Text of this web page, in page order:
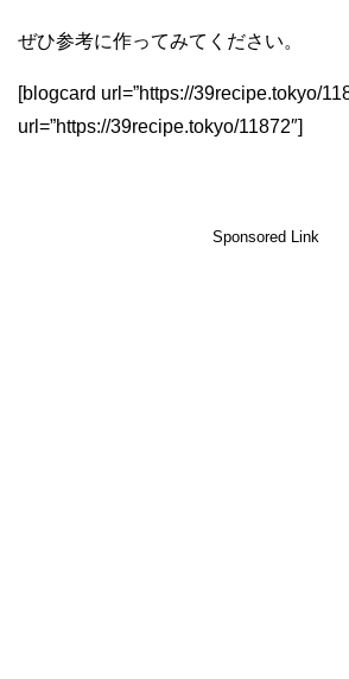
ぜひ参考に作ってみてください。
[blogcard url=”https://39recipe.tokyo/
url=”https://39recipe.tokyo/11872″]
Sponsored Link